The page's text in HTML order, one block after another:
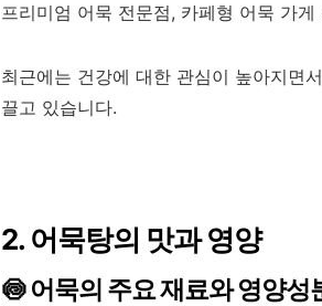
프리미엄 어묵 전문점, 카페형 어묵 가
최근에는 건강에 대한 관심이 높아지면
끌고 있습니다.
2. 어묵탕의 맛과 영양
🍥 어묵의 주요 재료와 영양성